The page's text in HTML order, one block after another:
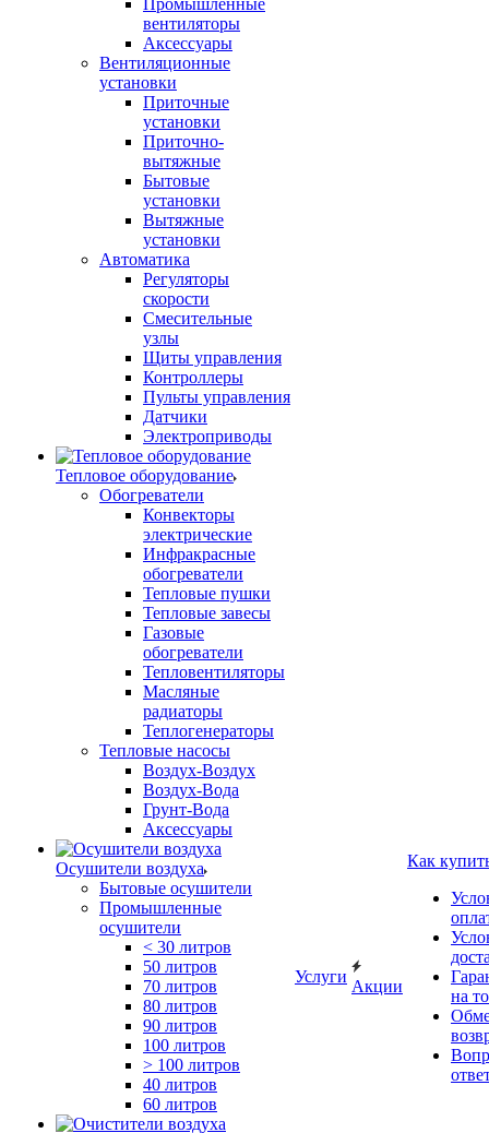
Промышленные
вентиляторы
Аксессуары
Вентиляционные
установки
Приточные
установки
Приточно-
вытяжные
Бытовые
установки
Вытяжные
установки
Автоматика
Регуляторы
скорости
Смесительные
узлы
Щиты управления
Контроллеры
Пульты управления
Датчики
Электроприводы
Тепловое оборудование
Обогреватели
Конвекторы
электрические
Инфракрасные
обогреватели
Тепловые пушки
Тепловые завесы
Газовые
обогреватели
Тепловентиляторы
Масляные
радиаторы
Теплогенераторы
Тепловые насосы
Воздух-Воздух
Воздух-Вода
Грунт-Вода
Аксессуары
Осушители воздуха
Бытовые осушители
Промышленные
осушители
< 30 литров
50 литров
70 литров
80 литров
90 литров
100 литров
> 100 литров
40 литров
60 литров
Услуги
Акции
Как
на